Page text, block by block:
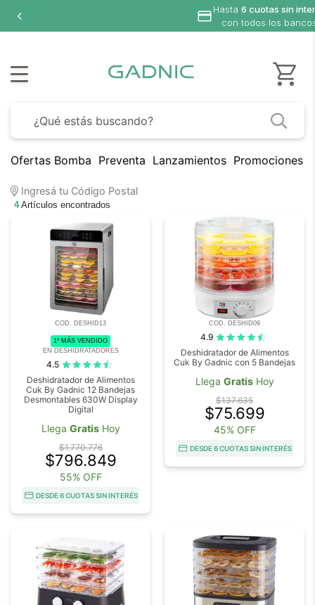
Hasta 6 cuotas sin
con todos los
Ofertas Bomba Preventa Lanzamientos Promociones
Ingresá tu Código Postal
4Artículos encontrados
COD. DESHID13
1º MÁS VENDIDO
EN DESHIDRATADORES
4.5
Deshidratador de Alimentos
Cuk By Gadnic 12 Bandejas
Desmontables 630W Display
Digital
Llega GratisHoy
$1.770.776
$796.849
55% OFF
DESDE 6 CUOTAS SIN INTERÉS
COD. DESHID09
4.9
Deshidratador de Alimentos
Cuk By Gadnic con 5 Bandejas
Llega GratisHoy
$137.635
$75.699
45% OFF
DESDE 6 CUOTAS SIN INTERÉS